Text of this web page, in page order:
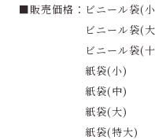
■販売価格：ビニー
ビニール袋(大
ビニール袋(十八
紙袋(小) …1
紙袋(中) …1
紙袋(大) …1
紙袋(特大)